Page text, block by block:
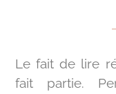
Le fait de lire
fait partie.